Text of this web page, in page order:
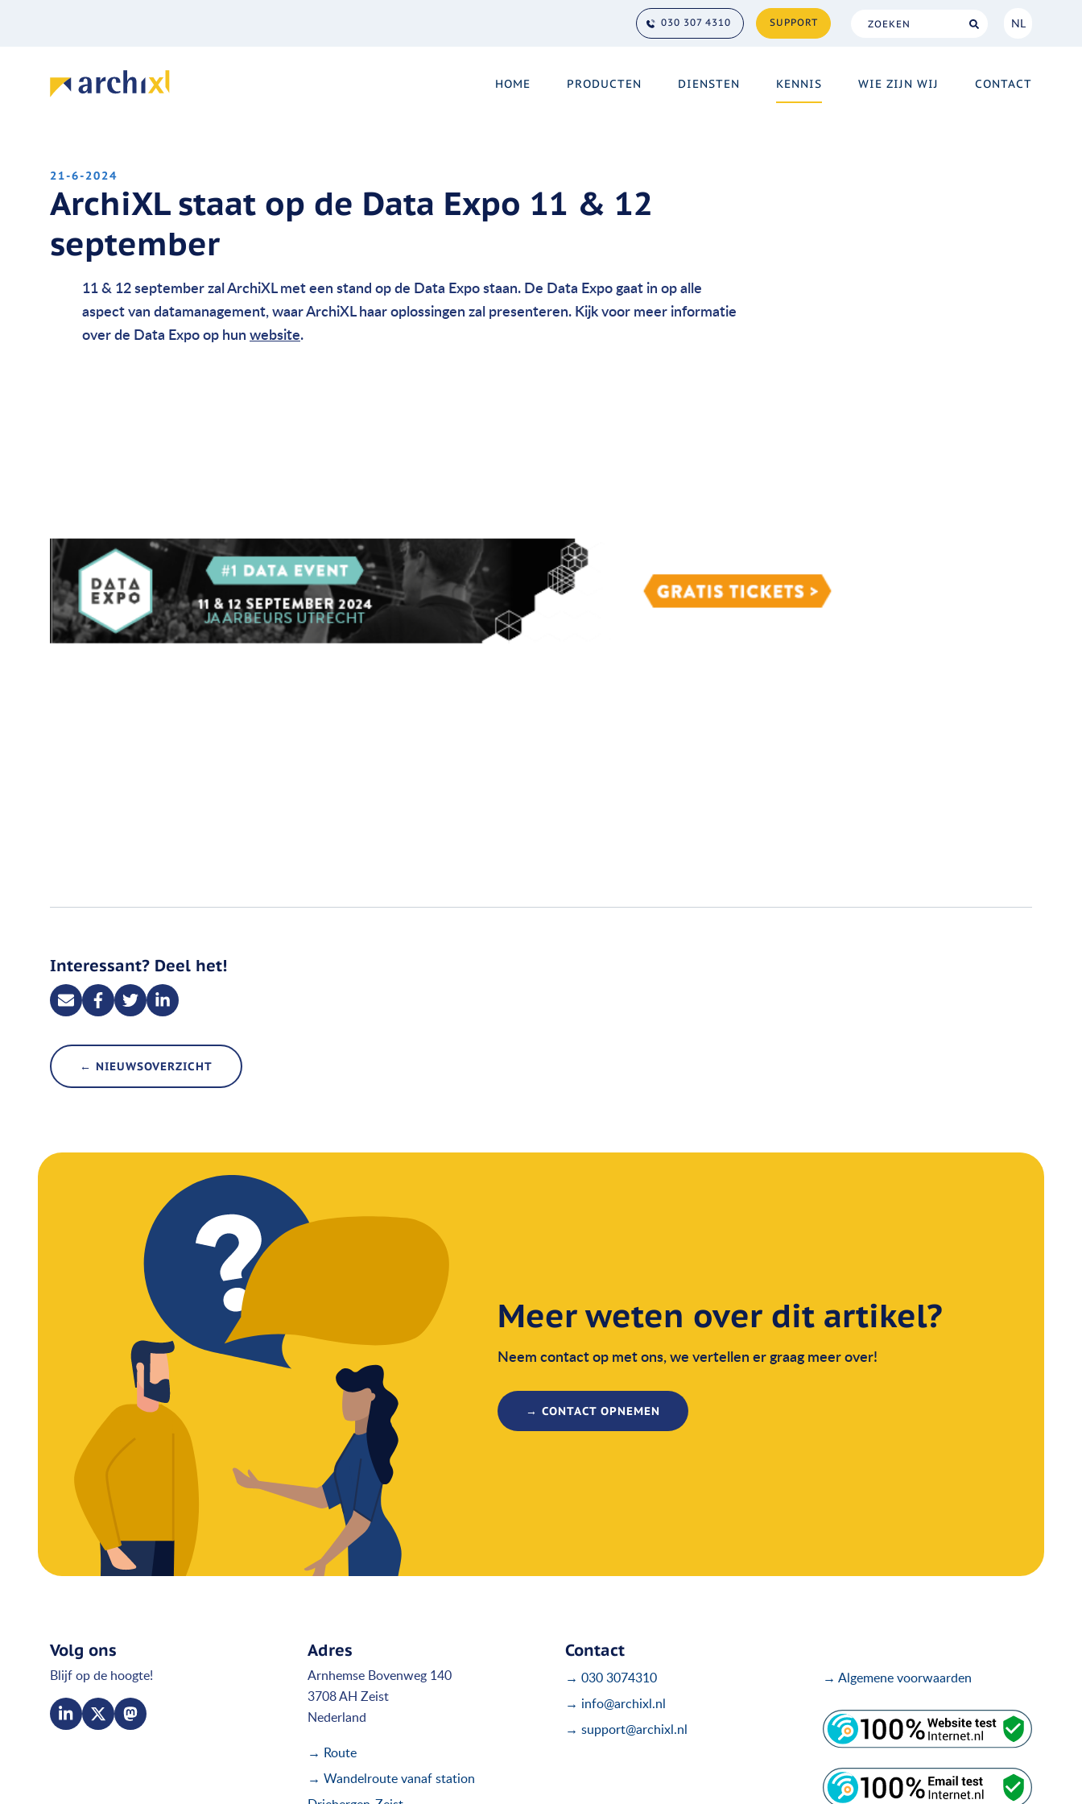
030 307 4310 SUPPORT NL
EN
HOME PRODUCTEN DIENSTEN KENNIS WIE ZIJN WIJ CONTACT
21-6-2024
ArchiXL staat op de Data Expo 11 & 12
september
11 & 12 september zal ArchiXL met een stand op de Data Expo staan. De Data Expo gaat in op alle
aspect van datamanagement, waar ArchiXL haar oplossingen zal presenteren. Kijk voor meer informatie
over de Data Expo op hun website.
Interessant? Deel het!
← NIEUWSOVERZICHT
Meer weten over dit artikel?
Neem contact op met ons, we vertellen er graag meer over!
→ CONTACT OPNEMEN
Volg ons
Blijf op de hoogte!
Adres
Arnhemse Bovenweg 140
3708 AH Zeist
Nederland
→ Route
→ Wandelroute vanaf station
Contact
→ 030 3074310
→ info@archixl.nl
→ support@archixl.nl
→ Algemene voorwaarden